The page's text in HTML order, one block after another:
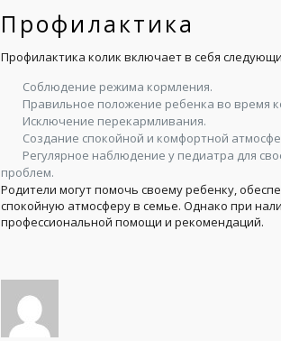
Профилактика
Профилактика колик включает в себя
Соблюдение режима кормления.
Правильное положение ребенка во время
Исключение перекармливания.
Создание спокойной и комфортной
Регулярное наблюдение у педиатра для
проблем.
Родители могут помочь своему ребенку,
спокойную атмосферу в семье. Однако при
профессиональной помощи и рекомендаций.